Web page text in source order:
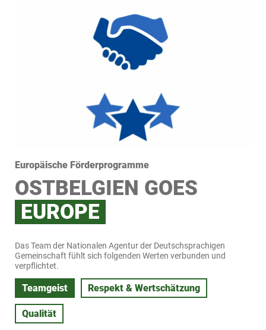
Europäische Förderprogramme
OSTBELGIEN GOES
EUROPE
Das Team der Nationalen Agentur der Deutschsprachigen
Gemeinschaft fühlt sich folgenden Werten verbunden und
verpflichtet.
Teamgeist Respekt & Wertschätzung
Qualität